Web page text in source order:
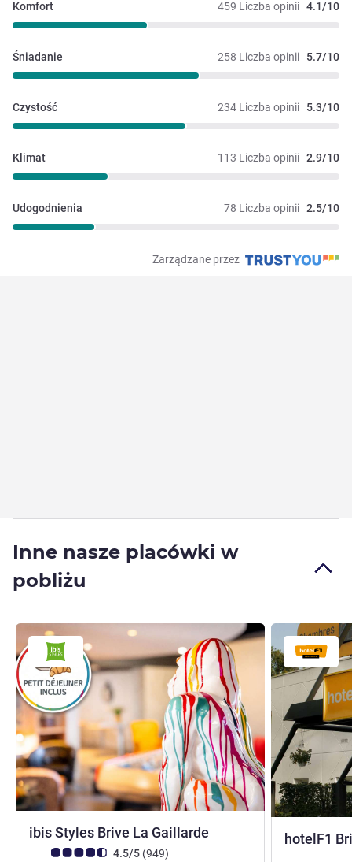
459 Liczba opinii 4.1/10
Komfort
258 Liczba opinii 5.7/10
Śniadanie
234 Liczba opinii 5.3/10
Czystość
113 Liczba opinii 2.9/10
Klimat
78 Liczba opinii 2.5/10
Udogodnienia
Zarządzane przez
Inne nasze placówki w
pobliżu
ibis Styles Brive La Gaillarde
Ocena klientów (Ocena ALL)
4.5/5 (949Liczba opinii
)
hotelF1